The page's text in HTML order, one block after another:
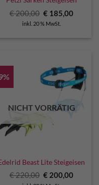
€200,00 Ursprünglicher
Preis
war:
€ 185,00
inkl. 20 % MwSt.
NICHT VORRÄTIG
Beast Lite Steigeisen
€220,00 Ursprünglicher
€ 200,00